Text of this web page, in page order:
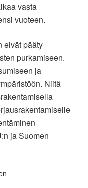
vasta
vuoteen.
eivät pääty
purkamiseen.
ja
Niitä
ja Suomen